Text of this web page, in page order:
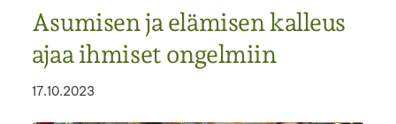
Asumisen ja elämisen kalleus
ajaa ihmiset ongelmiin
17.10.2023